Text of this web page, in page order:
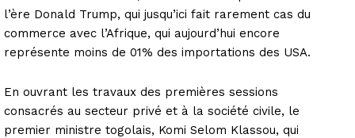
l’ère Donald Trump, qui jusqu’ici fait rarement cas du
commerce avec l’Afrique, qui aujourd’hui encore
représente moins de 01% des importations des USA.
En ouvrant les travaux des premières sessions
consacrés au secteur privé et à la société civile, le
premier ministre togolais, Komi Selom Klassou, qui